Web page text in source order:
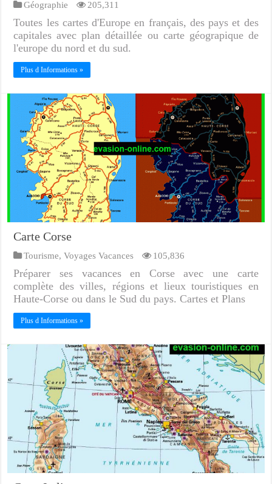
Géographie 205,311
Toutes les cartes d'Europe en français, des pays et des
capitales avec plan détaillée ou carte géograpique de
l'europe du nord et du sud.
Plus d Informations »
Carte Corse
Tourisme,Voyages Vacances 105,836
Préparer ses vacances en Corse avec une carte
complète des villes, régions et lieux touristiques en
Haute-Corse ou dans le Sud du pays. Cartes et Plans
Plus d Informations »